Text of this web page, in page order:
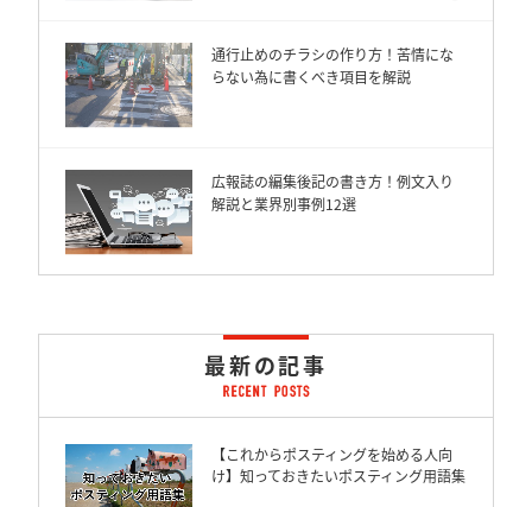
通行止めのチラシの作り方！苦情にな
らない為に書くべき項目を解説
広報誌の編集後記の書き方！例文入り
解説と業界別事例12選
最新の記事
【これからポスティングを始める人向
け】知っておきたいポスティング用語集